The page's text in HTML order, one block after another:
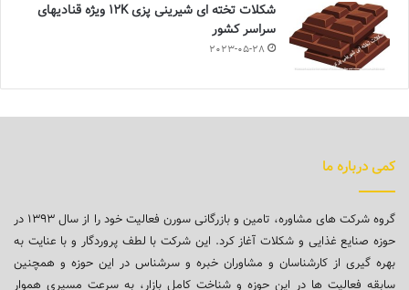
شکلات تخته ای شیرینی پزی 12K ویژه قنادیهای
سراسر کشور
2023-05-28
کمی درباره ما
گروه شرکت های مشاوره، تامین و بازرگانی سورن فعالیت خود را از سال ۱۳۹۳ در
حوزه صنایع غذایی و شکلات آغاز کرد. این شرکت با لطف پروردگار و با عنایت به
بهره گیری از کارشناسان و مشاوران خبره و سرشناس در این حوزه و همچنین
سابقه فعالیت ها در این حوزه و شناخت کامل بازار، به سرعت مسیری هموار